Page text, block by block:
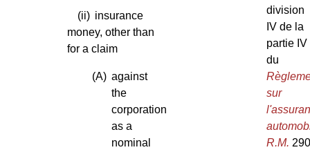
(ii) insurance
money, other than
for a claim
(A) against
the
corporation
as a
nominal
division
IV de la
partie IV
du
sur
R.M.